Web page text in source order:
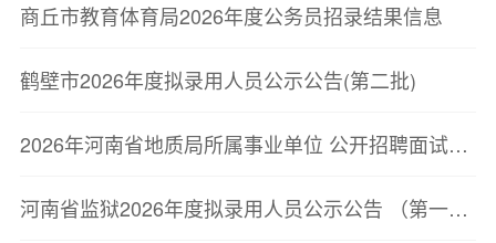
商丘市教育体育局2026年度公务员招录结果信息
鹤壁市2026年度拟录用人员公示公告(第二批)
2026年河南省地质局所属事业单位 公开招聘面试资格确认公告
河南省监狱2026年度拟录用人员公示公告 （第一批）